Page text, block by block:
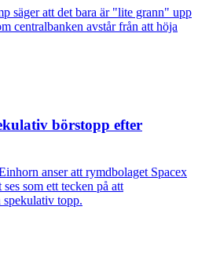
säger att det bara är "lite grann" upp
centralbanken avstår från att höja
börstopp efter
anser att rymdbolaget Spacex
som ett tecken på att
spekulativ topp.